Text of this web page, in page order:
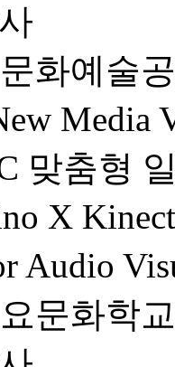
화예술
Media
맞춤형
X
Audio
문화학